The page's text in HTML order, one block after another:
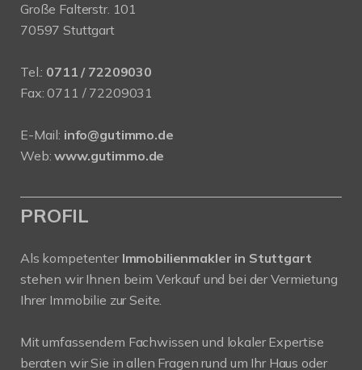
Große Falterstr. 101
70597 Stuttgart
Tel.: 0711 / 72209030
Fax: 0711 / 72209031
E-Mail: info@gutimmo.de
Web:www.gutimmo.de
PROFIL
Als kompetenter Immobilienmakler in Stuttgart
stehen wir Ihnen beim Verkauf und bei der Vermietung
Ihrer Immobilie zur Seite.
Mit umfassendem Fachwissen und lokaler Expertise
beraten wir Sie in allen Fragen rund um Ihr Haus oder